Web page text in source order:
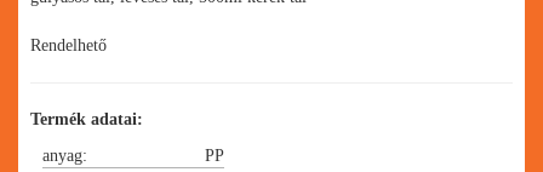
Rendelhető
Termék adatai:
anyag:
PP